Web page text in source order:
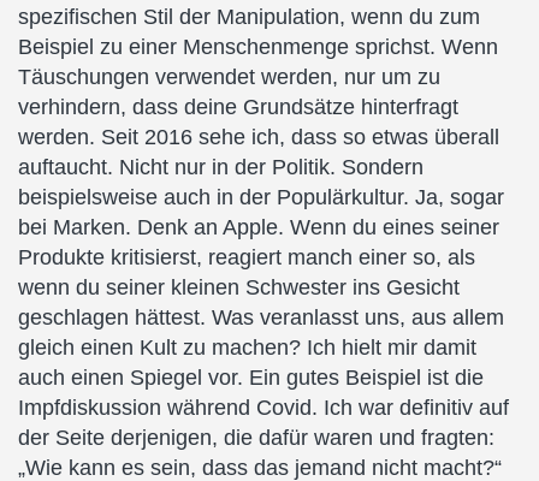
spezifischen Stil der Manipulation, wenn du zum
Beispiel zu einer Menschenmenge sprichst. Wenn
Täuschungen verwendet werden, nur um zu
verhindern, dass deine Grundsätze hinterfragt
werden. Seit 2016 sehe ich, dass so etwas überall
auftaucht. Nicht nur in der Politik. Sondern
beispielsweise auch in der Populärkultur. Ja, sogar
bei Marken. Denk an Apple. Wenn du eines seiner
Produkte kritisierst, reagiert manch einer so, als
wenn du seiner kleinen Schwester ins Gesicht
geschlagen hättest. Was veranlasst uns, aus allem
gleich einen Kult zu machen? Ich hielt mir damit
auch einen Spiegel vor. Ein gutes Beispiel ist die
Impfdiskussion während Covid. Ich war definitiv auf
der Seite derjenigen, die dafür waren und fragten:
„Wie kann es sein, dass das jemand nicht macht?“